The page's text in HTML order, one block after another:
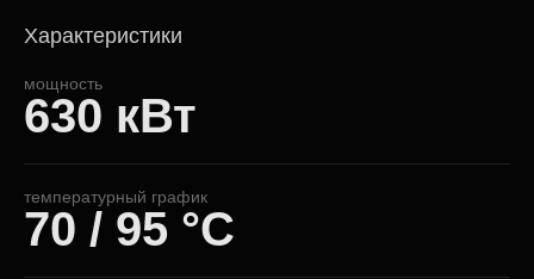
Характеристики
630 кВт
мощность
70 / 95 °С
температурный график